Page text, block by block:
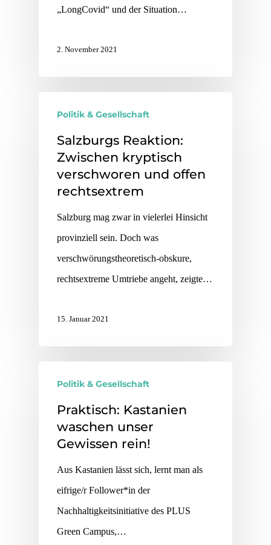
„LongCovid“ und der Situation…
2. November 2021
Politik & Gesellschaft
Salzburgs Reaktion:
Zwischen kryptisch
verschworen und offen
rechtsextrem
Salzburg mag zwar in vielerlei Hinsicht
provinziell sein. Doch was
verschwörungstheoretisch-obskure,
rechtsextreme Umtriebe angeht, zeigte…
15. Januar 2021
Politik & Gesellschaft
Praktisch: Kastanien
waschen unser
Gewissen rein!
Aus Kastanien lässt sich, lernt man als
eifrige/r Follower*in der
Nachhaltigkeitsinitiative des PLUS
Green Campus,…